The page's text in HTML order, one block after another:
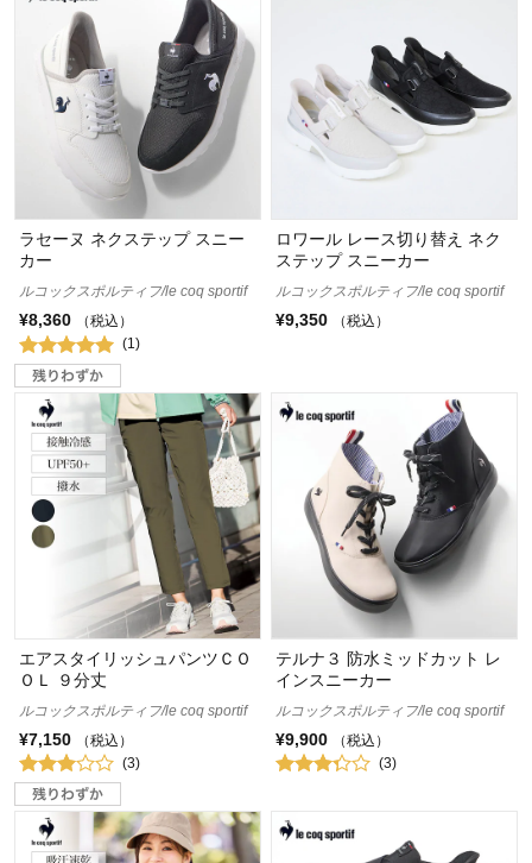
ラセーヌ ネクステップ スニー
カー
ルコックスポルティフ/le coq sportif
¥8,360
（税込）
(1)
ロワール レース切り替え ネク
ステップ スニーカー
ルコックスポルティフ/le coq sportif
¥9,350 （税込）
エアスタイリッシュパンツＣＯ
ＯＬ ９分丈
ルコックスポルティフ/le coq sportif
¥7,150
（税込）
(3)
テルナ３ 防水ミッドカット レ
インスニーカー
ルコックスポルティフ/le coq sportif
¥9,900
（税込）
(3)